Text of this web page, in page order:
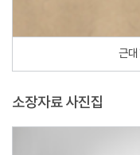
근대
소장자료 사진집